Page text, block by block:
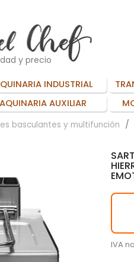
y precio
INDUSTRIAL
AUXILIAR
basculantes y multifunción
IVA